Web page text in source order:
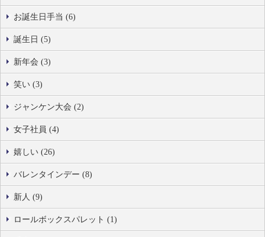
お誕生日手当 (6)
誕生日 (5)
新年会 (3)
笑い (3)
ジャンケン大会 (2)
女子社員 (4)
嬉しい (26)
バレンタインデー (8)
新人 (9)
ロールボックスパレット (1)